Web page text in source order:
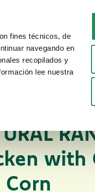
fines técnicos, de
navegando en
recopilados y
lee nuestra
PARA TU GATO
with